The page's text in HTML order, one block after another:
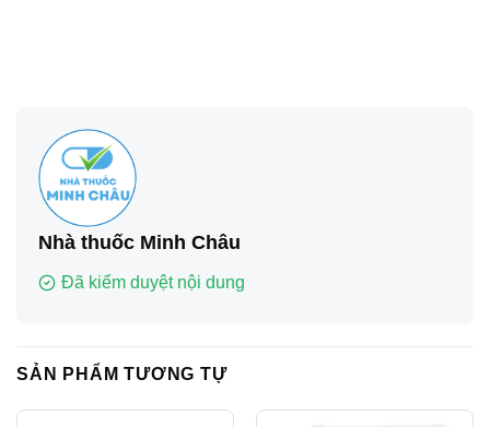
Nhà thuốc Minh Châu
Đã kiểm duyệt nội dung
SẢN PHẨM TƯƠNG TỰ